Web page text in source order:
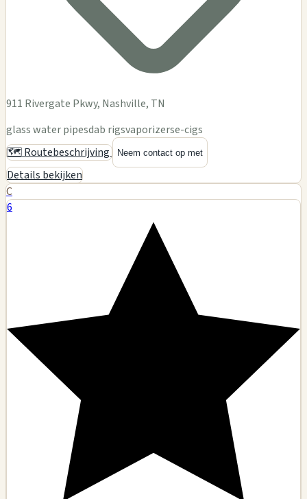
911 Rivergate Pkwy, Nashville, TN
glass water pipesdab rigsvaporizerse-cigs
🗺️ Routebeschrijving Neem contact op met
Details bekijken
C
6